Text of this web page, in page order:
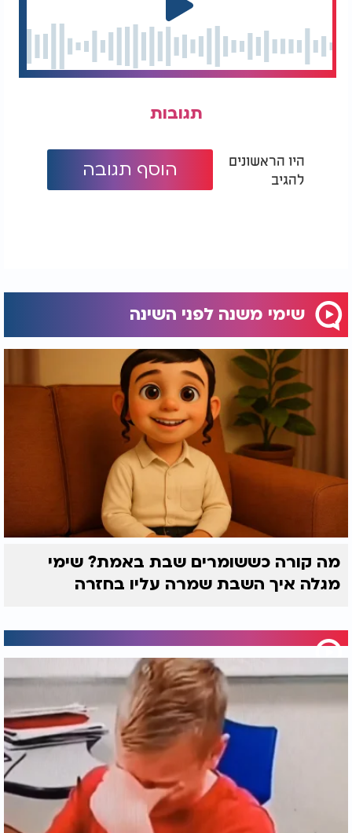
תגובות
היו הראשונים
להגיב
הוסף תגובה
שימי משנה לפני השינה
מה קורה כששומרים שבת באמת? שימי
מגלה איך השבת שמרה עליו בחזרה